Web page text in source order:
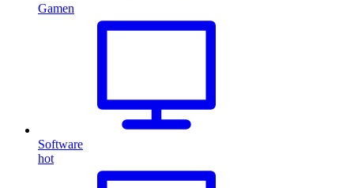
Gamen
Software
hot